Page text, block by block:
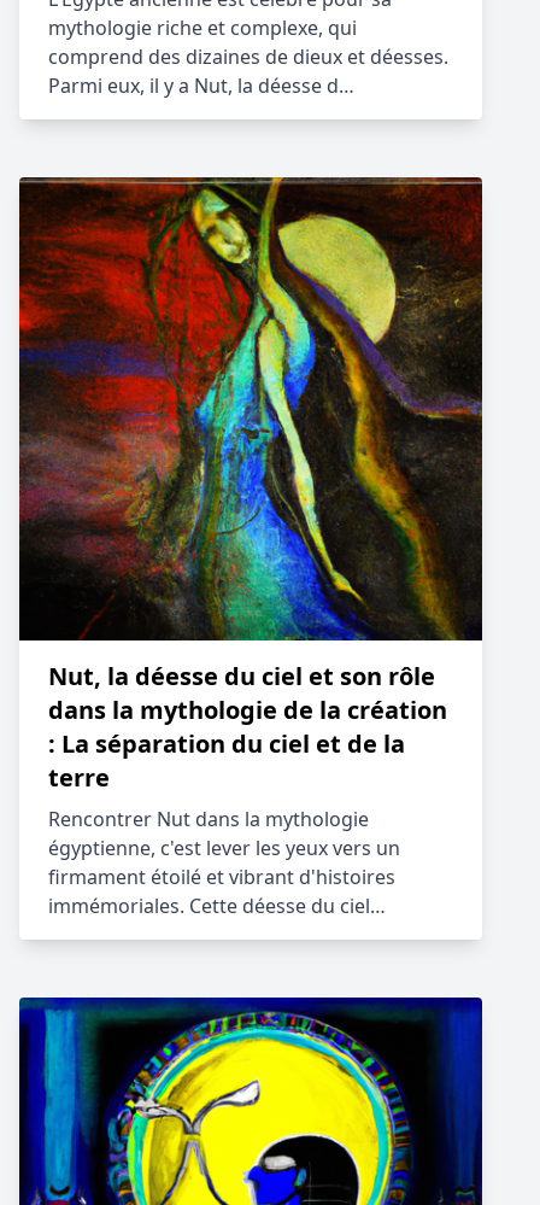
mythologie riche et complexe, qui
comprend des dizaines de dieux et déesses.
Parmi eux, il y a Nut, la déesse d…
Nut, la déesse du ciel et son rôle
dans la mythologie de la création
: La séparation du ciel et de la
terre
Rencontrer Nut dans la mythologie
égyptienne, c'est lever les yeux vers un
firmament étoilé et vibrant d'histoires
immémoriales. Cette déesse du ciel…